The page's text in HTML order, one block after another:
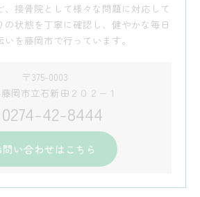
、接骨院として様々な問題に対応して
の状態を丁寧に確認し、健やかな毎日
を藤岡市で行っています。
〒375-0003
岡市立石新田２０２−１
0274-42-8444
問い合わせはこちら